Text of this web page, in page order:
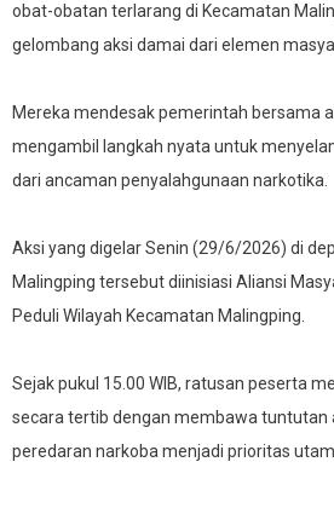
obat-obatan terlarang di Kecamatan
gelombang aksi damai dari elemen
Mereka mendesak pemerintah bersama
mengambil langkah nyata untuk
dari ancaman penyalahgunaan narkotika.
Aksi yang digelar Senin (29/6/2026) di
Malingping tersebut diinisiasi Aliansi
Peduli Wilayah Kecamatan Malingping.
Sejak pukul 15.00 WIB, ratusan peserta
secara tertib dengan membawa tuntutan
peredaran narkoba menjadi prioritas